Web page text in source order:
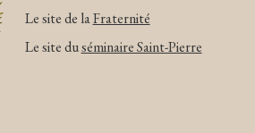
Le site de laFraternité
Le site duséminaire Saint-Pierre